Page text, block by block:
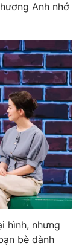
có sự chấp
hành lại
Anh nhớ
hình, nhưng
bè dành